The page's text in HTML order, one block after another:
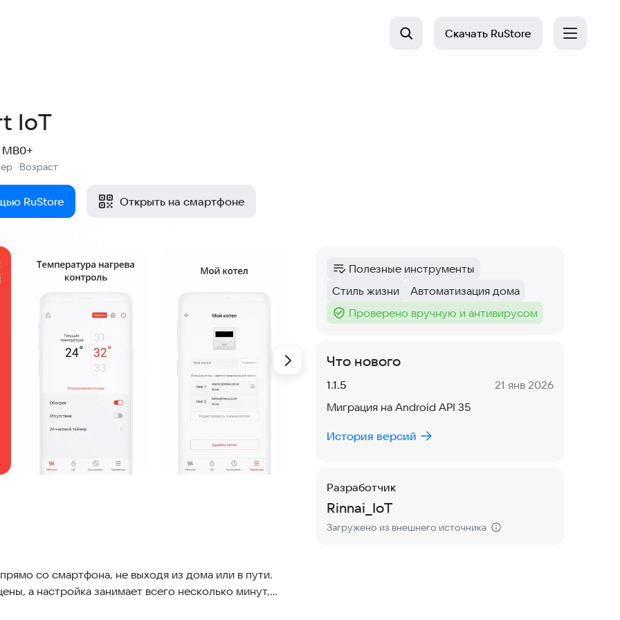
Скачать RuStore
IoT
MB
Возраст
0+
RuStore Открыть на смартфоне
со смартфона, не выходя из дома или в пути.
а настройка занимает всего несколько минут,
квартир.
Категория:
Полезные инструменты
Тег:
Стиль жизни
Тег:
Автоматизация дома
Тег :
Проверено вручную и антивирусом
Что нового
Версия:
1.1.5 Дата:
21 янв 2026
Миграция на Android API 35
История версий
Разработчик
Rinnai_IoT
Загружено из внешнего источника